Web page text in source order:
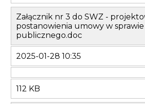
Załącznik nr 3 do SWZ -
postanowienia umowy w
publicznego.doc
2025-01-28 10:35
112 KB